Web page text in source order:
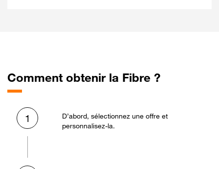
Comment obtenir la Fibre ?
1
D’abord, sélectionnez une offre et
personnalisez-la.